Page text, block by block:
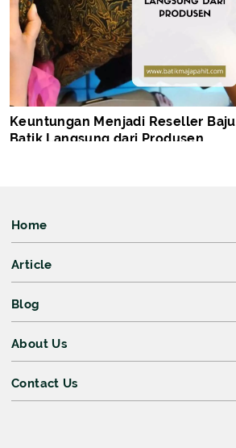
Keuntungan Menjadi Reseller Baju
Batik Langsung dari Produsen
Home
Article
Blog
About Us
Contact Us